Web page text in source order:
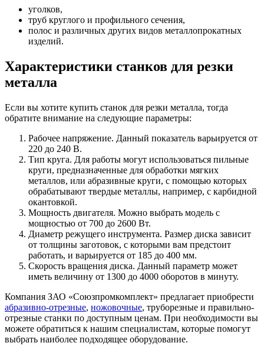
уголков,
труб круглого и профильного сечения,
полос и различных других видов металлопрокатных
изделий.
Характеристики станков для резки
металла
Если вы хотите купить станок для резки металла, тогда
обратите внимание на следующие параметры:
Рабочее напряжение. Данный показатель варьируется от
220 до 240 В.
Тип круга. Для работы могут использоваться пильные
круги, предназначенные для обработки мягких
металлов, или абразивные круги, с помощью которых
обрабатывают твердые металлы, например, с карбидной
окантовкой.
Мощность двигателя. Можно выбрать модель с
мощностью от 700 до 2600 Вт.
Диаметр режущего инструмента. Размер диска зависит
от толщины заготовок, с которыми вам предстоит
работать, и варьируется от 185 до 400 мм.
Скорость вращения диска. Данный параметр может
иметь величину от 1300 до 4000 оборотов в минуту.
Компания ЗАО «Союзпромкомплект» предлагает приобрести
абразивно-отрезные, ножовочные, труборезные и правильно-
отрезные станки по доступным ценам. При необходимости вы
можете обратиться к нашим специалистам, которые помогут
выбрать наиболее подходящее оборудование.